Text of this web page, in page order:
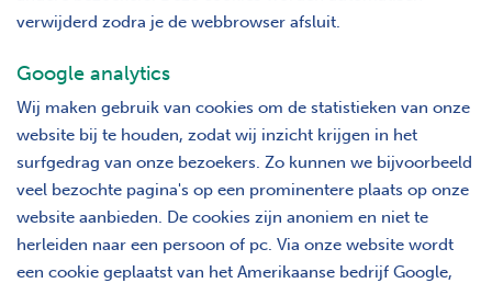
verwijderd zodra je de webbrowser afsluit.
Google analytics
Wij maken gebruik van cookies om de statistieken van onze
website bij te houden, zodat wij inzicht krijgen in het
surfgedrag van onze bezoekers. Zo kunnen we bijvoorbeeld
veel bezochte pagina's op een prominentere plaats op onze
website aanbieden. De cookies zijn anoniem en niet te
herleiden naar een persoon of pc. Via onze website wordt
een cookie geplaatst van het Amerikaanse bedrijf Google,